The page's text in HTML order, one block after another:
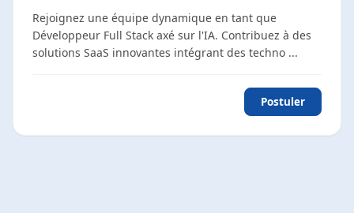
Rejoignez une équipe dynamique en tant que
Développeur Full Stack axé sur l'IA. Contribuez à des
solutions SaaS innovantes intégrant des techno ...
Postuler